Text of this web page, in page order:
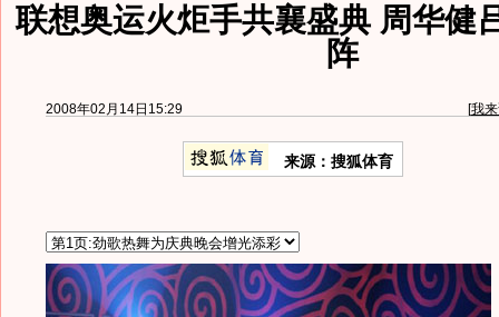
联想奥运火炬手共襄盛典 周华健
阵
2008年02月14日15:29 [我
来源：搜狐体育